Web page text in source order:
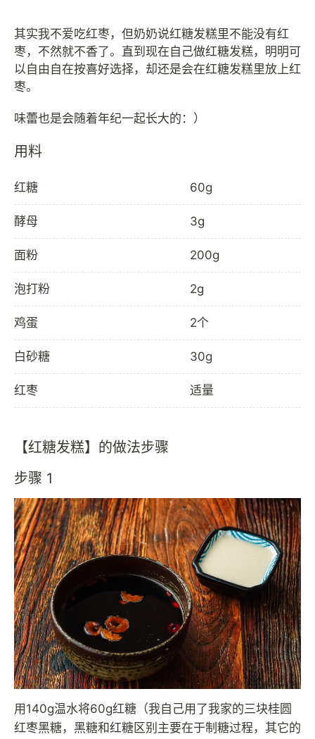
其实我不爱吃红枣，但奶奶说红糖发糕里不能没有红
枣，不然就不香了。直到现在自己做红糖发糕，明明可
以自由自在按喜好选择，却还是会在红糖发糕里放上红
枣。
用料
红糖 60g
酵母 3g
面粉 200g
泡打粉 2g
鸡蛋 2个
白砂糖 30g
红枣 适量
【红糖发糕】的做法步骤
步骤 1
用140g温水将60g红糖（我自己用了我家的三块桂圆
红枣黑糖，黑糖和红糖区别主要在于制糖过程，其它的